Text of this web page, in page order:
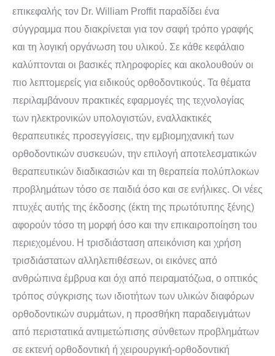
επικεφαλής τον Dr. William Proffit παραδίδει ένα
σύγγραμμα που διακρίνεται για τον σαφή τρόπο γραφής
και τη λογική οργάνωση του υλικού. Σε κάθε κεφάλαιο
καλύπτονται οι βασικές πληροφορίες και ακολουθούν οι
πιο λεπτομερείς για ειδικούς ορθοδοντικούς. Τα θέματα
περιλαμβάνουν πρακτικές εφαρμογές της τεχνολογίας
των ηλεκτρονικών υπολογιστών, εναλλακτικές
θεραπευτικές προσεγγίσεις, την εμβιομηχανική των
ορθοδοντικών συσκευών, την επιλογή αποτελεσματικών
θεραπευτικών διαδικασιών και τη θεραπεία πολύπλοκων
προβλημάτων τόσο σε παιδιά όσο και σε ενήλικες. Οι νέες
πτυχές αυτής της έκδοσης (έκτη της πρωτότυπης ξένης)
αφορούν τόσο τη μορφή όσο και την επικαιροποίηση του
περιεχομένου. Η τρισδιάσταση απεικόνιση και χρήση
τρισδιάστατων αλληλεπιθέσεων, οι εικόνες από
ανθρώπινα έμβρυα και όχι από πειραματόζωα, ο οπτικός
τρόπος σύγκρισης των ιδιοτήτων των υλικών διαφόρων
ορθοδοντικών συρμάτων, η προσθήκη παραδειγμάτων
από περιστατικά αντιμετώπισης σύνθετων προβλημάτων
σε εκτενή ορθοδοντική ή χειρουργική-ορθοδοντική